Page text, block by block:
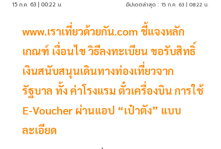
15 ก.ค. 63 | 00:22 น. อัปเดตล่าสุด : 15 ก.ค. 63 | 08:22 น.
www.เราเที่ยวด้วยกัน.com ชี้แจงหลัก
เกณฑ์ เงื่อนไข วิธีลงทะเบียน ขอรับสิทธิ์
เงินสนับสนุนเดินทางท่องเที่ยวจาก
รัฐบาล ทั้ง ค่าโรงแรม ตั๋วเครื่องบิน การใช้
E-Voucher ผ่านแอป “เป๋าตัง” แบบ
ละเอียด